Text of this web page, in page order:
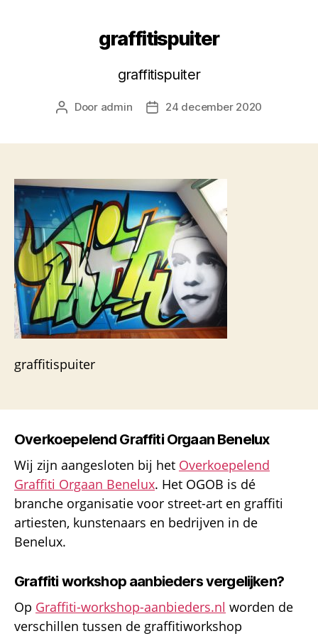
graffitispuiter
graffitispuiter
Berichtauteur
Door admin Berichtdatum
24 december 2020
graffitispuiter
Overkoepelend Graffiti Orgaan Benelux
Wij zijn aangesloten bij het Overkoepelend
Graffiti Orgaan Benelux. Het OGOB is dé
branche organisatie voor street-art en graffiti
artiesten, kunstenaars en bedrijven in de
Benelux.
Graffiti workshop aanbieders vergelijken?
Op Graffiti-workshop-aanbieders.nl worden de
verschillen tussen de graffitiworkshop